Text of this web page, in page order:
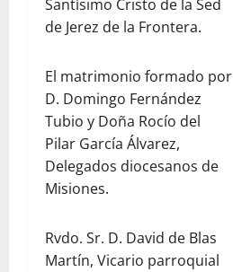
Santísimo Cristo de la Sed
de Jerez de la Frontera.
El matrimonio formado por
D. Domingo Fernández
Tubio y Doña Rocío del
Pilar García Álvarez,
Delegados diocesanos de
Misiones.
Rvdo. Sr. D. David de Blas
Martín, Vicario parroquial